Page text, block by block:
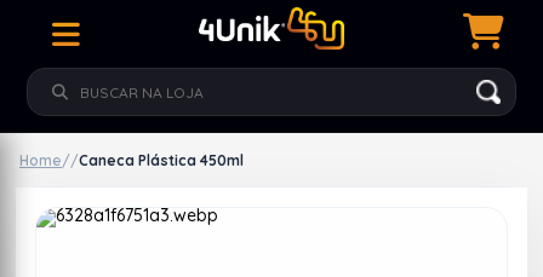
Home//Caneca Plástica 450ml